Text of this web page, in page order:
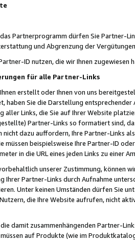
Partnerprogramm dürfen Sie Partner-
und Abgrenzung der
ID nutzen, die wir Ihnen zugewiesen
für alle Partner-Links
erstellt oder Ihnen von uns
haben Sie die Darstellung
aller Links, die Sie auf Ihrer Website
Partner-Links so formatiert sind,
nicht dazu auffordern, Ihre Partner-Links
müssen beispielsweise Ihre Partner-ID
in die URL eines jeden Links zu einer
unserer Zustimmung, können
Ihrer Partner-Links durch Aufnahme
Unter keinen Umständen dürfen Sie
die Ihre Website aufrufen, nicht
damit zusammenhängenden Partner-
auf Produkte (wie im